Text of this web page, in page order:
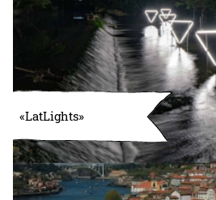
«LatLights»